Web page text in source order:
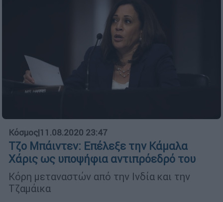
Κόσμος|11.08.2020 23:47
Τζο Μπάιντεν: Επέλεξε την Κάμαλα
Χάρις ως υποψήφια αντιπρόεδρό του
Κόρη μεταναστών από την Ινδία και την
Τζαμάικα